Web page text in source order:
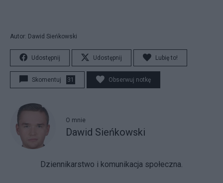
Autor: Dawid Sieńkowski
Udostępnij Udostępnij Lubię to!
Skomentuj 31 Obserwuj notkę
O mnie
Dawid Sieńkowski
Dziennikarstwo i komunikacja społeczna.